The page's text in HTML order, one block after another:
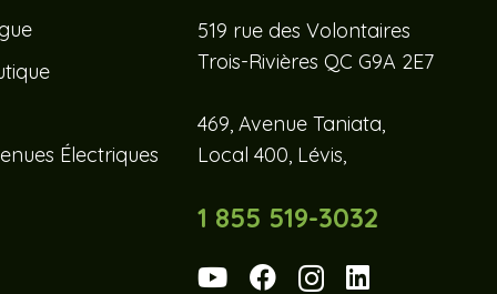
Électriques
519 rue des Volontaires
Trois-Rivières QC G9A 2E7
469, Avenue Taniata,
Local 400, Lévis,
1 855 519-3032